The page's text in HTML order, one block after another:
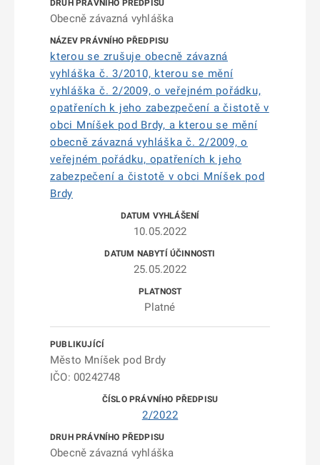
Obecně závazná vyhláška
kterou se zrušuje obecně závazná
vyhláška č. 3/2010, kterou se mění
vyhláška č. 2/2009, o veřejném pořádku,
opatřeních k jeho zabezpečení a čistotě v
obci Mníšek pod Brdy, a kterou se mění
obecně závazná vyhláška č. 2/2009, o
veřejném pořádku, opatřeních k jeho
zabezpečení a čistotě v obci Mníšek pod
Brdy
10.05.2022
25.05.2022
Platné
Město Mníšek pod Brdy
IČO: 00242748
2/2022
Obecně závazná vyhláška